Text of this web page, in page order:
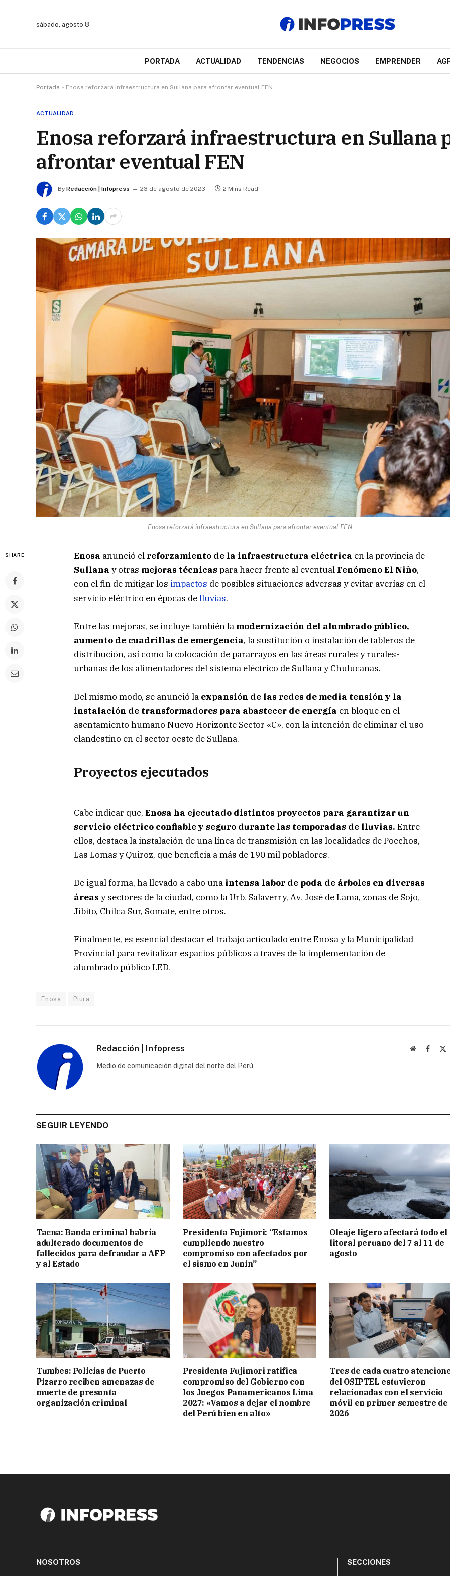
sábado, agosto 8
PORTADA ACTUALIDAD TENDENCIAS NEGOCIOS EMPRENDER
Portada » Enosa reforzará infraestructura en Sullana para afrontar eventual FEN
ACTUALIDAD
Enosa reforzará infraestructura en Sullana
afrontar eventual FEN
By Redacción | Infopress 23 de agosto de 2023 2 Mins Read
Enosa reforzará infraestructura en Sullana para afrontar eventual FEN
SHARE Enosa anunció el reforzamiento de la infraestructura eléctrica en la provincia de
Sullana y otras mejoras técnicas para hacer frente al eventual Fenómeno El Niño,
con el fin de mitigar los impactos de posibles situaciones adversas y evitar averías en el
servicio eléctrico en épocas delluvias.
Entre las mejoras, se incluye también la modernización del alumbrado público,
aumento de cuadrillas de emergencia, la sustitución o instalación de tableros de
distribución, así como la colocación de pararrayos en las áreas rurales y rurales-
urbanas de los alimentadores del sistema eléctrico de Sullana y Chulucanas.
Del mismo modo, se anunció la expansión de las redes de media tensión y la
instalación de transformadores para abastecer de energía en bloque en el
asentamiento humano Nuevo Horizonte Sector «C», con la intención de eliminar el uso
clandestino en el sector oeste de Sullana.
Proyectos ejecutados
Cabe indicar que, Enosa ha ejecutado distintos proyectos para garantizar un
servicio eléctrico confiable y seguro durante las temporadas de lluvias. Entre
ellos, destaca la instalación de una línea de transmisión en las localidades de Poechos,
Las Lomas y Quiroz, que beneficia a más de 190 mil pobladores.
De igual forma, ha llevado a cabo una intensa labor de poda de árboles en diversas
áreas y sectores de la ciudad, como la Urb. Salaverry, Av. José de Lama, zonas de Sojo,
Jibito, Chilca Sur, Somate, entre otros.
Finalmente, es esencial destacar el trabajo articulado entre Enosa y la Municipalidad
Provincial para revitalizar espacios públicos a través de la implementación de
alumbrado público LED.
Enosa Piura
Redacción | Infopress Website
Medio de comunicación digital del norte del Perú
SEGUIR LEYENDO
Tacna: Banda criminal habría
adulterado documentos de
fallecidos para defraudar a AFP
y al Estado
Presidenta Fujimori: “Estamos
cumpliendo nuestro
compromiso con afectados por
el sismo en Junín”
Oleaje ligero afectará todo el
litoral peruano del 7 al 11 de
agosto
Tumbes: Policías de Puerto
Pizarro reciben amenazas de
muerte de presunta
organización criminal
Presidenta Fujimori ratifica
compromiso del Gobierno con
los Juegos Panamericanos Lima
2027: «Vamos a dejar el nombre
del Perú bien en alto»
Tres de cada cuatro
del OSIPTEL estuvieron
relacionadas con el servicio
móvil en primer semestre de
2026
NOSOTROS SECCIONES